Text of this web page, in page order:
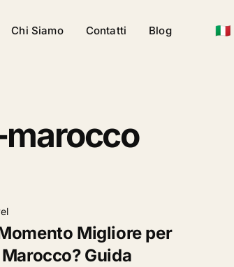
Chi Siamo Contatti Blog 🇮🇹
Migliore per
Guida